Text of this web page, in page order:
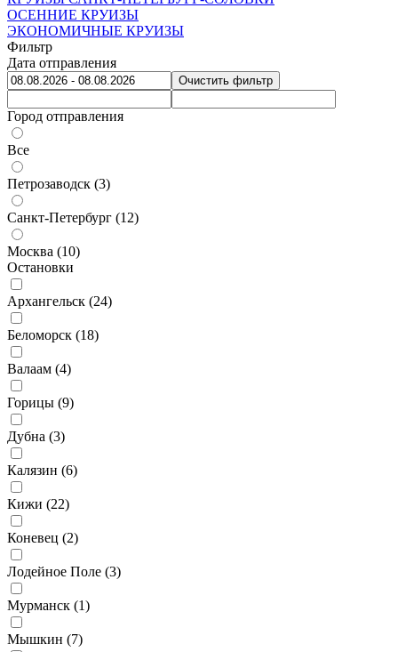
ОСЕННИЕ КРУИЗЫ
ЭКОНОМИЧНЫЕ КРУИЗЫ
Фильтр
Дата отправления
Очистить фильтр
Город отправления
Все
Петрозаводск (3)
Санкт-Петербург (12)
Москва (10)
Остановки
Архангельск (24)
Беломорск (18)
Валаам (4)
Горицы (9)
Дубна (3)
Калязин (6)
Кижи (22)
Коневец (2)
Лодейное Поле (3)
Мурманск (1)
Мышкин (7)